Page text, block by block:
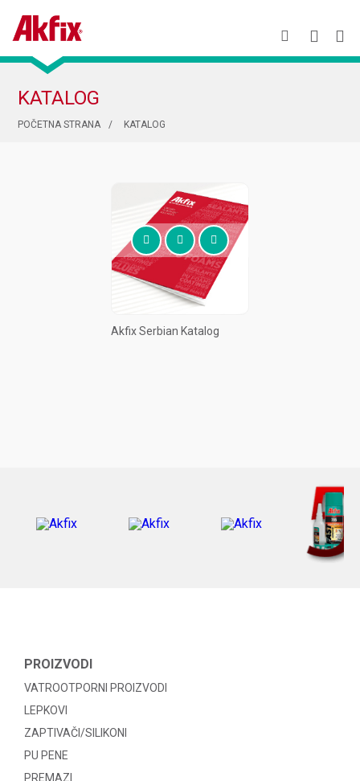
KATALOG
POČETNA STRANA KATALOG
Akfix Serbian Katalog
PROIZVODI
VATROOTPORNI PROIZVODI
LEPKOVI
ZAPTIVAČI/SILIKONI
PU PENE
PREMAZI